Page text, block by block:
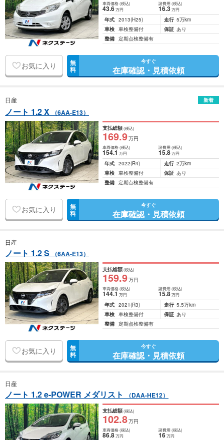
車両価格(税込)
43.6万円
諸費用 (税込)
16.3 万円
年式 2013(H25) 走行 5万km
車検 車検整備付 保証 あり
整備 定期点検整備有
お気に入り 無
料
今すぐ
在庫確認・見積依頼
日産 新着
ノート 1.2 X （6AA-E13）
支払総額(税込)
169.9万円
車両価格(税込)
154.1万円
諸費用 (税込)
15.8 万円
年式 2022(R4) 走行 2万km
車検 車検整備付 保証 あり
整備 定期点検整備有
お気に入り 無
料
今すぐ
在庫確認・見積依頼
日産
ノート 1.2 S （6AA-E13）
支払総額(税込)
159.9万円
車両価格(税込)
144.1万円
諸費用 (税込)
15.8 万円
年式 2021(R3) 走行 5.5万km
車検 車検整備付 保証 あり
整備 定期点検整備有
お気に入り 無
料
今すぐ
在庫確認・見積依頼
日産
ノート 1.2 e-POWER メダリスト （DAA-HE12）
支払総額(税込)
102.8万円
車両価格(税込)
86.8万円
諸費用 (税込)
16 万円